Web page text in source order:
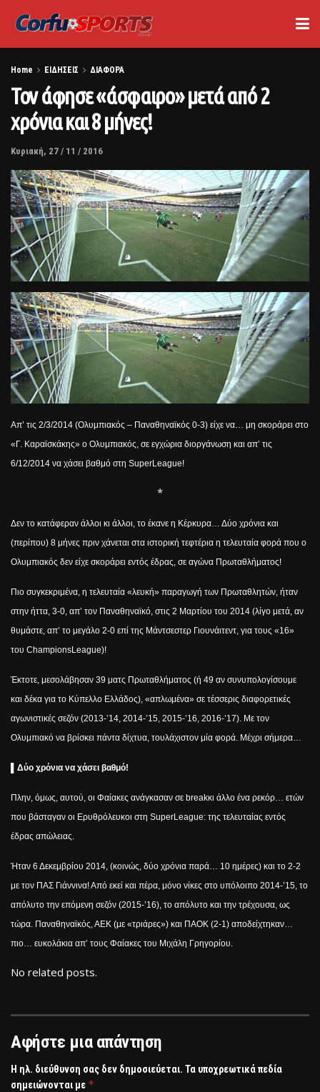
Home ΕΙΔΗΣΕΙΣ ΔΙΑΦΟΡΑ
Τον άφησε «άσφαιρο» μετά από 2
χρόνια και 8 μήνες!
Κυριακή, 27 / 11 / 2016
Απ’ τις 2/3/2014 (Ολυμπιακός – Παναθηναϊκός 0-3) είχε να… μη σκοράρει στο
«Γ. Καραϊσκάκης» ο Ολυμπιακός, σε εγχώρια διοργάνωση και απ’ τις
6/12/2014 να χάσει βαθμό στη SuperLeague!
*
Δεν το κατάφεραν άλλοι κι άλλοι, το έκανε η Κέρκυρα… Δύο χρόνια και
(περίπου) 8 μήνες πριν χάνεται στα ιστορική τεφτέρια η τελευταία φορά που ο
Ολυμπιακός δεν είχε σκοράρει εντός έδρας, σε αγώνα Πρωταθλήματος!
Πιο συγκεκριμένα, η τελευταία «λευκή» παραγωγή των Πρωταθλητών, ήταν
στην ήττα, 3-0, απ’ τον Παναθηναϊκό, στις 2 Μαρτίου του 2014 (λίγο μετά, αν
θυμάστε, απ’ το μεγάλο 2-0 επί της Μάντσεστερ Γιουνάιτεντ, για τους «16»
του ChampionsLeague)!
Έκτοτε, μεσολάβησαν 39 ματς Πρωταθλήματος (ή 49 αν συνυπολογίσουμε
και δέκα για το Κύπελλο Ελλάδος), «απλωμένα» σε τέσσερις διαφορετικές
αγωνιστικές σεζόν (2013-’14, 2014-’15, 2015-’16, 2016-’17). Με τον
Ολυμπιακό να βρίσκει πάντα δίχτυα, τουλάχιστον μία φορά. Μέχρι σήμερα…
Δύο χρόνια να χάσει βαθμό!
Πλην, όμως, αυτού, οι Φαίακες ανάγκασαν σε breakκι άλλο ένα ρεκόρ… ετών
που βάσταγαν οι Ερυθρόλευκοι στη SuperLeague: της τελευταίας εντός
έδρας απώλειας.
Ήταν 6 Δεκεμβρίου 2014, (κοινώς, δύο χρόνια παρά… 10 ημέρες) και το 2-2
με τον ΠΑΣ Γιάννινα! Από εκεί και πέρα, μόνο νίκες στο υπόλοιπο 2014-’15, το
απόλυτο την επόμενη σεζόν (2015-’16), το απόλυτο και την τρέχουσα, ως
τώρα. Παναθηναϊκός, ΑΕΚ (με «τριάρες») και ΠΑΟΚ (2-1) αποδείχτηκαν…
πιο… ευκολάκια απ’ τους Φαίακες του Μιχάλη Γρηγορίου.
No related posts.
Αφήστε μια απάντηση
Η ηλ. διεύθυνση σας δεν δημοσιεύεται. Τα υποχρεωτικά πεδία
σημειώνονται με *